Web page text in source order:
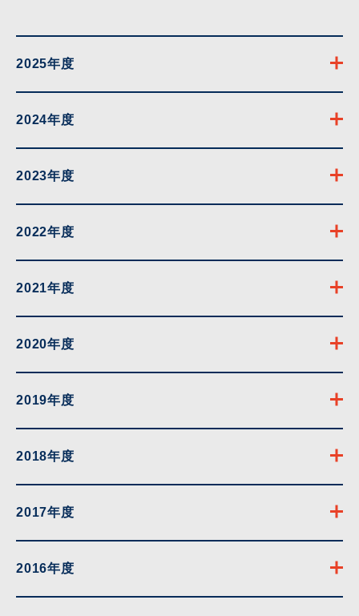
2025年度
2024年度
2023年度
2022年度
2021年度
2020年度
2019年度
2018年度
2017年度
2016年度